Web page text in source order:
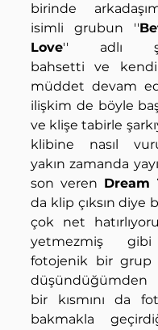
birinde
isimli grubun ''
Love'' adlı
bahsetti ve
müddet devam
ilişkim de böyle
ve klişe tabirle
klibine nasıl
yakın zamanda
son veren Dream
da klip çıksın diye
çok net
yetmezmiş
fotojenik bir grup
düşündüğümden
bir kısmını da
bakmakla